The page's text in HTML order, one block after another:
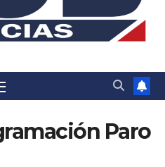
Paro